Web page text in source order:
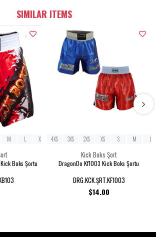
SIMILAR ITEMS
Boks Şortu
M L XL 2XL 3XL
Kick Boks Şort
DragonDo Kf1003 Kick Boks Şortu
DRG.KCK.ŞRT.KF1003
$14.00
4XS 3XS 2XS XS S M L